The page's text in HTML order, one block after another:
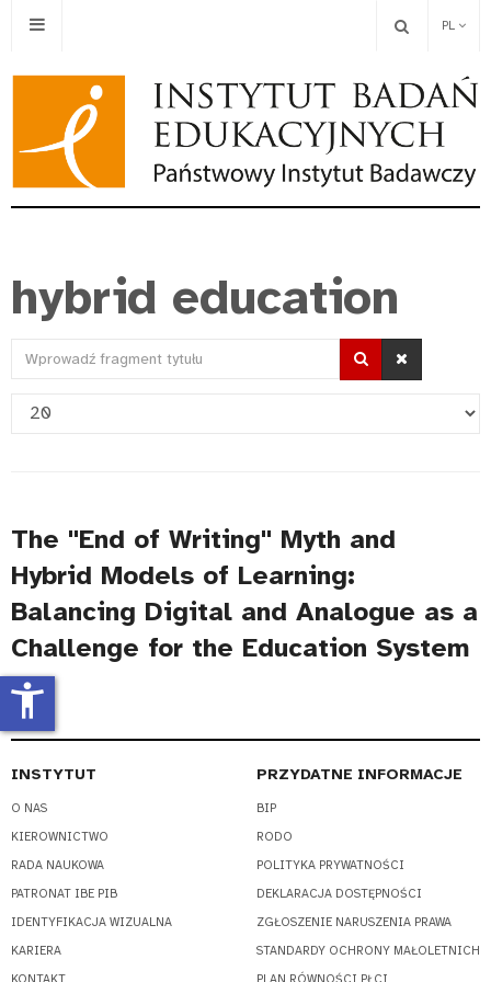
PL
hybrid education
Wprowadź
tytułu
Pokaż
The "End of Writing" Myth and
Hybrid Models of Learning:
Balancing Digital and Analogue as a
Challenge for the Education System
INSTYTUT
O NAS
KIEROWNICTWO
RADA NAUKOWA
PATRONAT IBE PIB
IDENTYFIKACJA WIZUALNA
KARIERA
PRZYDATNE INFORMACJE
BIP
RODO
POLITYKA PRYWATNOŚCI
DEKLARACJA DOSTĘPNOŚCI
ZGŁOSZENIE NARUSZENIA PRAWA
STANDARDY OCHRONY MAŁOLETNICH
accessibility_new